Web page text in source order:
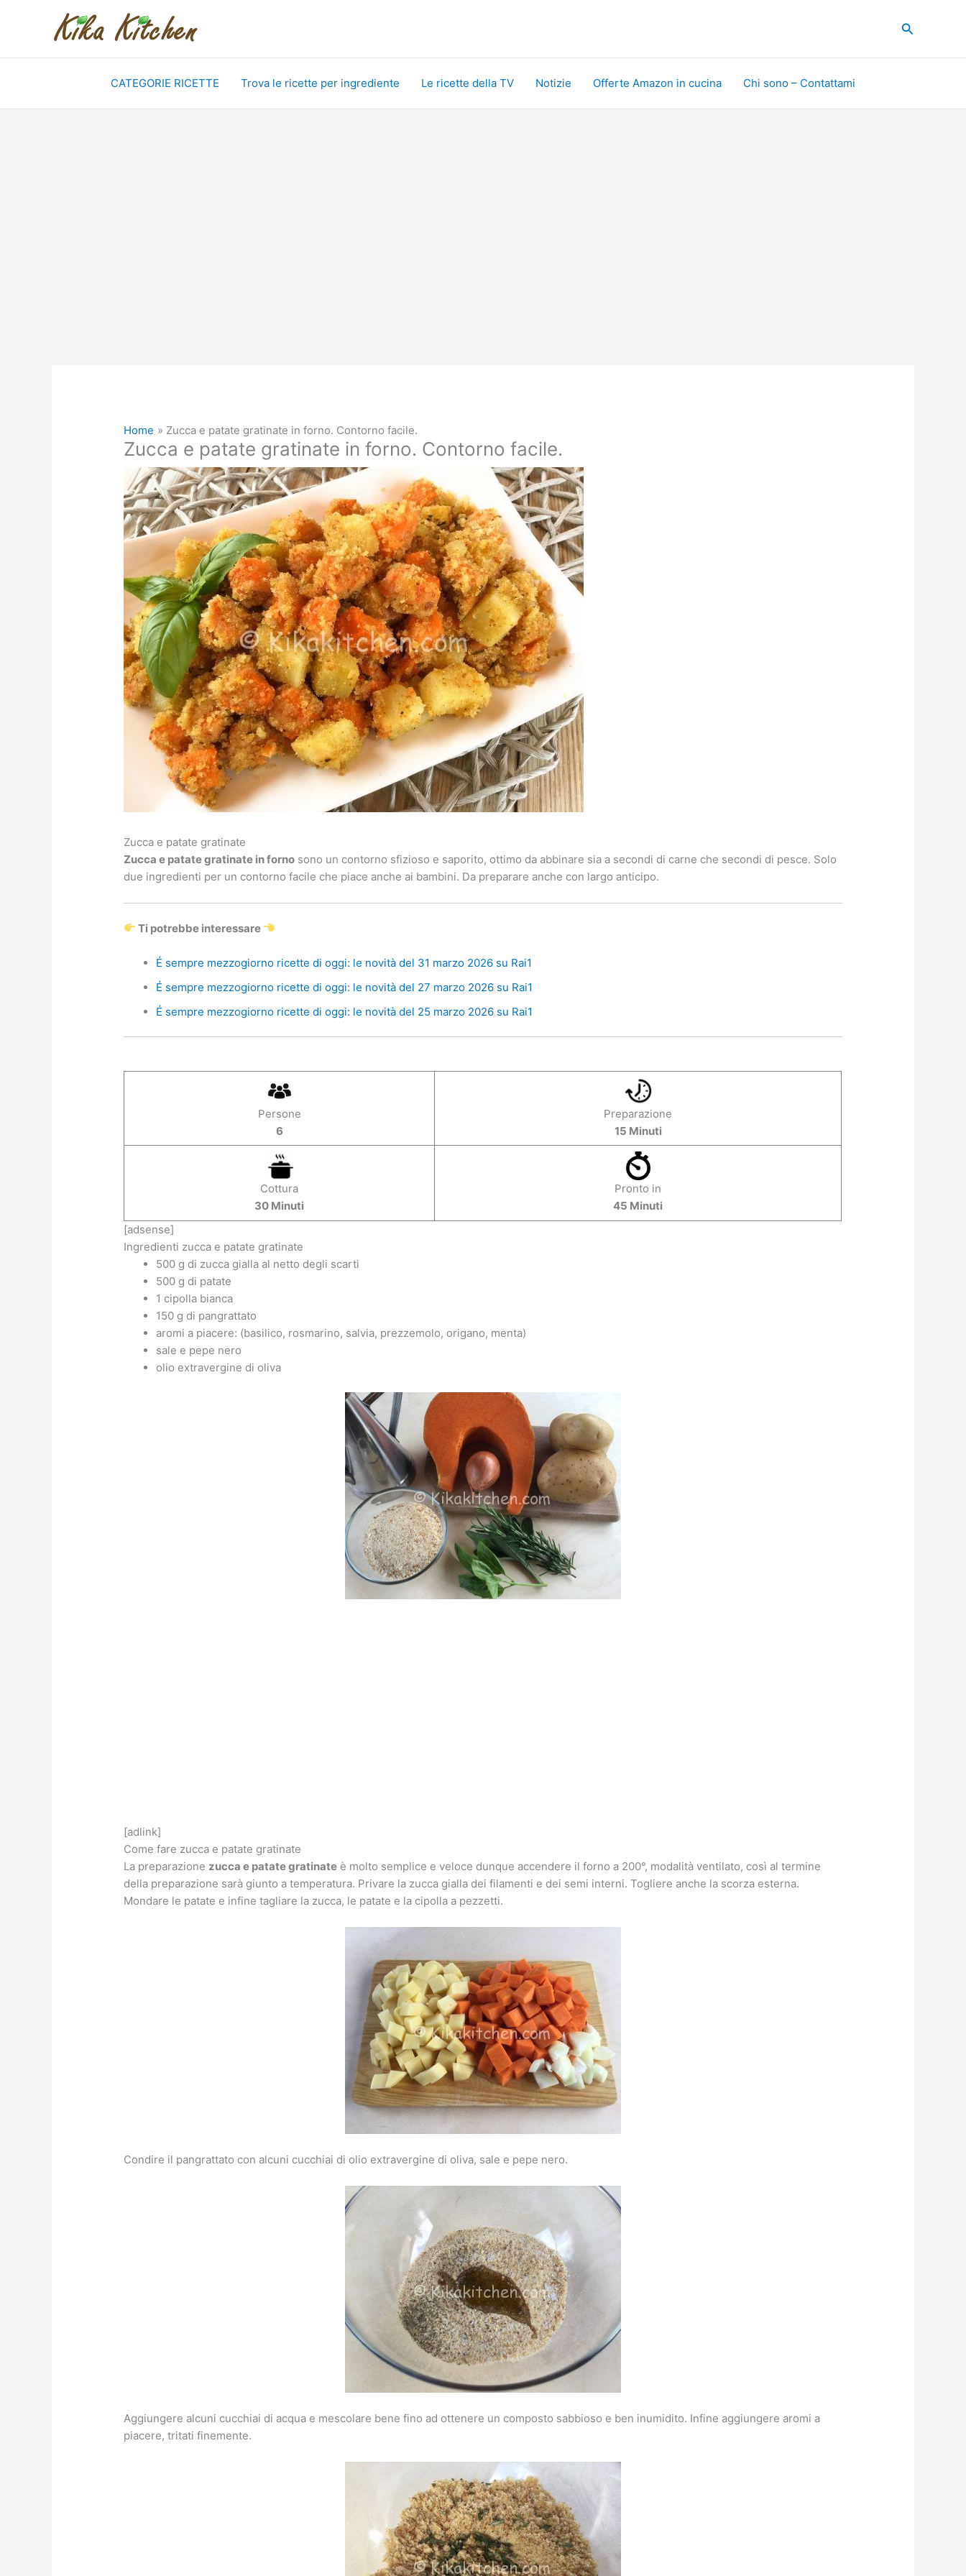
Cerca
CATEGORIE RICETTE Trova le ricette per ingrediente Le ricette della TV Notizie Offerte Amazon in cucina Chi sono – Contattami
Home Zucca e patate gratinate in forno. Contorno facile.
Zucca e patate gratinate in forno. Contorno facile.
Zucca e patate gratinate
Zucca e patate gratinate in forno sono un contorno sfizioso e saporito, ottimo da abbinare sia a secondi di carne che secondi di pesce. Solo
due ingredienti per un contorno facile che piace anche ai bambini. Da preparare anche con largo anticipo.
Ti potrebbe interessare
É sempre mezzogiorno ricette di oggi: le novità del 31 marzo 2026 su Rai1
É sempre mezzogiorno ricette di oggi: le novità del 27 marzo 2026 su Rai1
É sempre mezzogiorno ricette di oggi: le novità del 25 marzo 2026 su Rai1
Persone
6
Preparazione
15 Minuti
Cottura
30 Minuti
Pronto in
45 Minuti
[adsense]
Ingredienti zucca e patate gratinate
500 g di zucca gialla al netto degli scarti
500 g di patate
1 cipolla bianca
150 g di pangrattato
aromi a piacere: (basilico, rosmarino, salvia, prezzemolo, origano, menta)
sale e pepe nero
olio extravergine di oliva
[adlink]
Come fare zucca e patate gratinate
La preparazione zucca e patate gratinate è molto semplice e veloce dunque accendere il forno a 200°, modalità ventilato, così al termine
della preparazione sarà giunto a temperatura. Privare la zucca gialla dei filamenti e dei semi interni. Togliere anche la scorza esterna.
Mondare le patate e infine tagliare la zucca, le patate e la cipolla a pezzetti.
Condire il pangrattato con alcuni cucchiai di olio extravergine di oliva, sale e pepe nero.
Aggiungere alcuni cucchiai di acqua e mescolare bene fino ad ottenere un composto sabbioso e ben inumidito. Infine aggiungere aromi a
piacere, tritati finemente.